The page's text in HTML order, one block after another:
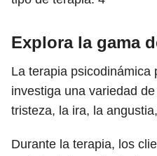
Explora la gama
La terapia psicodinámica
investiga una variedad
tristeza, la ira, la
Durante la terapia, los